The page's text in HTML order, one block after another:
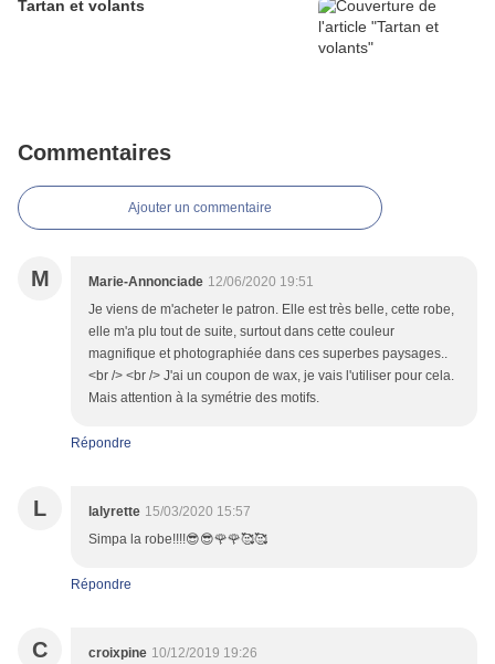
Tartan et volants
Commentaires
Ajouter un commentaire
M Marie-Annonciade 12/06/2020 19:51
Je viens de m'acheter le patron. Elle est très belle, cette robe,
elle m'a plu tout de suite, surtout dans cette couleur
magnifique et photographiée dans ces superbes paysages..
<br /> <br /> J'ai un coupon de wax, je vais l'utiliser pour cela.
Mais attention à la symétrie des motifs.
Répondre
L lalyrette 15/03/2020 15:57
Simpa la robe!!!!😎😎🌹🌹🥰🥰
Répondre
C croixpine 10/12/2019 19:26